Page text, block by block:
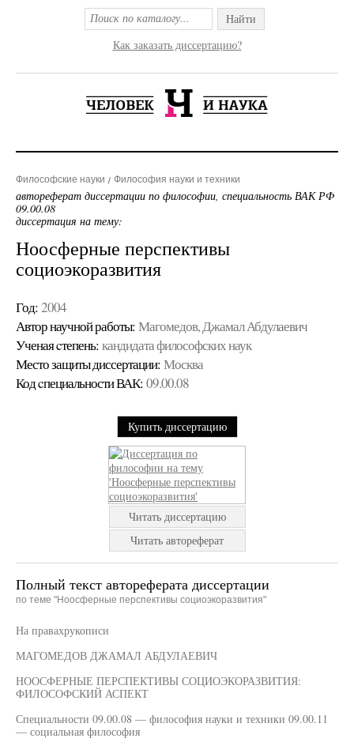
Найти
Как заказать диссертацию?
Философские науки Философия науки и техники
автореферат диссертации по философии, специальность ВАК РФ
09.00.08
диссертация на тему:
Ноосферные перспективы
социоэкоразвития
Год: 2004
Автор научной работы: Магомедов, Джамал Абдулаевич
Ученая cтепень: кандидата философских наук
Место защиты диссертации: Москва
Код cпециальности ВАК: 09.00.08
Купить диссертацию
Читать диссертацию
Читать автореферат
Полный текст автореферата диссертации
по теме "Ноосферные перспективы социоэкоразвития"
На правахрукописи
МАГОМЕДОВ ДЖАМАЛ АБДУЛАЕВИЧ
НООСФЕРНЫЕ ПЕРСПЕКТИВЫ СОЦИОЭКОРАЗВИТИЯ:
ФИЛОСОФСКИЙ АСПЕКТ
Специальности 09.00.08 — философия науки и техники 09.00.11
— социальная философия